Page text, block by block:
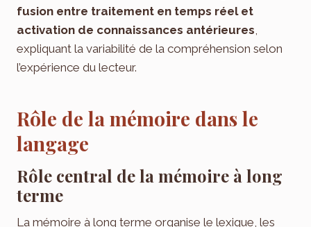
fusion entre traitement en temps réel et
activation de connaissances antérieures
expliquant la variabilité de la compréhension selon
l’expérience du lecteur.
Rôle de la mémoire dans le
langage
Rôle central de la mémoire à long
terme
La mémoire à long terme organise le lexique, les